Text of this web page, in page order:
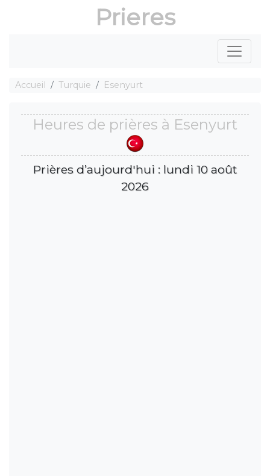
Prieres
Accueil Turquie Esenyurt
Heures de prières à Esenyurt
Prières d’aujourd'hui : lundi 10 août
2026